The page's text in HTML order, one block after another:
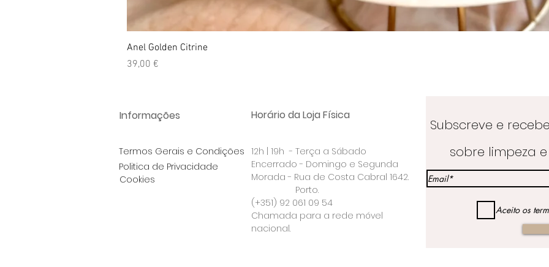
Anel Golden Citrine
Preço
39,00 €
Informações
Termos Gerais e Condições
Politica de Privacidade
Cookies
Horário da Loja Física
12h | 19h - Terça a Sábado
Encerrado - Domingo e Segunda
Morada - Rua de Costa Cabral 1642.
Porto.
(+351) 92 061 09 54
Chamada para a rede móvel
nacional.
Subscreve e recebe
sobre limpeza
Aceito os